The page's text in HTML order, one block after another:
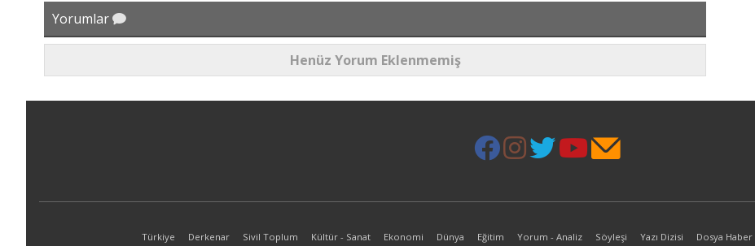
Yorumlar
Henüz Yorum Eklenmemiş
Türkiye Derkenar Sivil Toplum Kültür - Sanat Ekonomi Dünya Eğitim Yorum - Analiz Söyleşi Yazı Dizisi Dosya Haber